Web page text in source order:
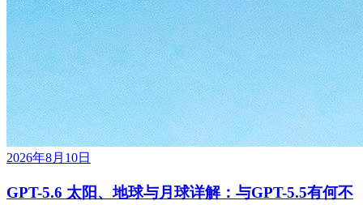
2026年8月10日
GPT-5.6 太阳、地球与月球详解：与GPT-5.5有何不